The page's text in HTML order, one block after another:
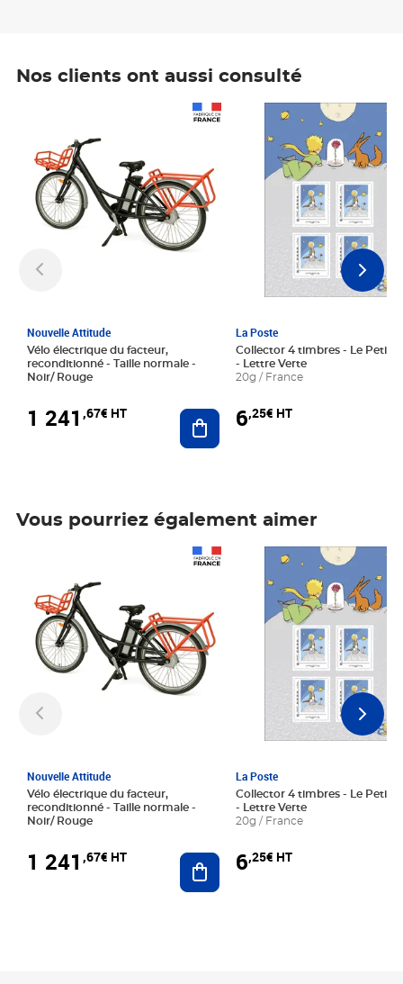
Nos clients ont aussi consulté
Nouvelle Attitude
Vélo électrique du facteur,
reconditionné - Taille normale -
Noir/ Rouge
1 241 ,67€ HT Ajouter au panier
La Poste
Collector 4 timbres - Le Petit
- Lettre Verte
20g / France
6,25€ HT
Prix 6,25€ HT
Vous pourriez également aimer
Nouvelle Attitude
Vélo électrique du facteur,
reconditionné - Taille normale -
Noir/ Rouge
1 241 ,67€ HT Ajouter au panier
La Poste
Collector 4 timbres - Le Petit
- Lettre Verte
20g / France
6,25€ HT
Prix 6,25€ HT